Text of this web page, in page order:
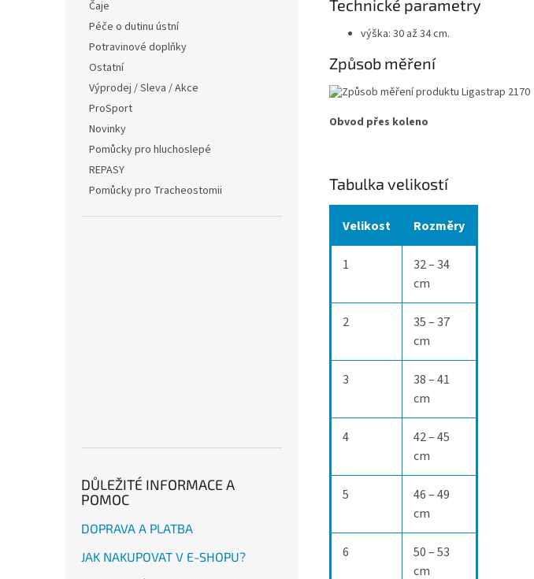
Čaje
Péče o dutinu ústní
Potravinové doplňky
Ostatní
Výprodej / Sleva / Akce
ProSport
Novinky
Pomůcky pro hluchoslepé
REPASY
Pomůcky pro Tracheostomii
DŮLEŽITÉ INFORMACE A
POMOC
DOPRAVA A PLATBA
JAK NAKUPOVAT V E-SHOPU?
Technické parametry
výška: 30 až 34 cm.
Způsob měření
Obvod přes koleno
Tabulka velikostí
Velikost Rozměry
1
32 – 34
cm
2
35 – 37
cm
3
38 – 41
cm
4
42 – 45
cm
5
46 – 49
cm
6
50 – 53
cm